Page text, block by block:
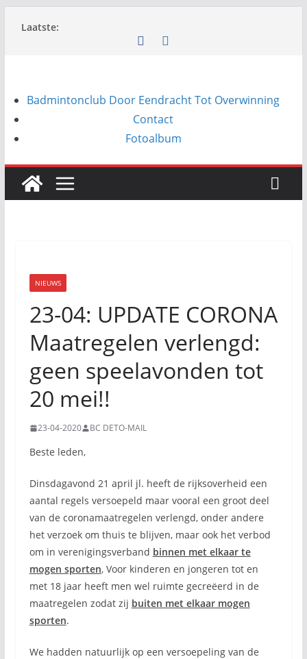
naar
Laatste:
Badmintonclub Door Eendracht Tot Overwinning
Contact
Fotoalbum
NIEUWS
23-04: UPDATE CORONA
Maatregelen verlengd:
geen speelavonden tot
20 mei!!
23-04-2020 BC DETO-MAIL
Beste leden,
Dinsdagavond 21 april jl. heeft de rijksoverheid een
aantal regels versoepeld maar vooral een groot deel
van de coronamaatregelen verlengd, onder andere
het verzoek om thuis te blijven, maar ook het verbod
om in verenigingsverband binnen met elkaar te
mogen sporten, Voor kinderen en jongeren tot en
met 18 jaar heeft men wel ruimte gecreëerd in de
maatregelen zodat zij buiten met elkaar mogen
sporten.
We hadden natuurlijk op een versoepeling van de